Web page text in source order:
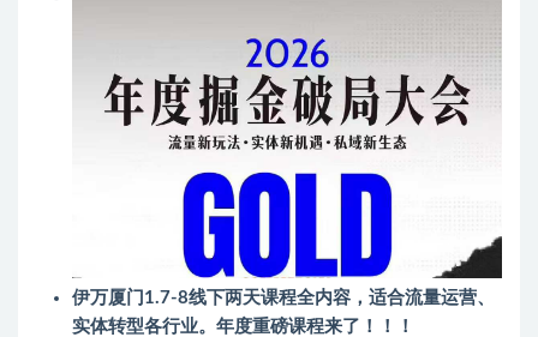
伊万厦门1.7-8线下两天课程全内容，适合流量运营、
实体转型各行业。年度重磅课程来了！！！